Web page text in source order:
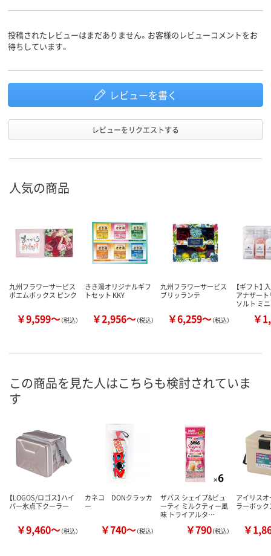
投稿されたレビューはまだありません。お客様のレビューコメントをお
待ちしています。
レビューを書く
レビューをリクエストする
人気の商品
九州フラワーサービス
ポエムボックス ピンク
￥9,599～（税込）
きき湯オリジナルギフ
トセット KKY
￥2,956～（税込）
九州フラワーサービス
ブリッランテ
￥6,259～（税込）
【ギフト】
アナザー
ソルト ミ
￥
この商品を見た人はこちらも検討されていま
す
【LOGOS/ロゴス】ハイ
パー氷点下クーラー
￥9,460～（税込）
カネコ DONクラッカ
ー
￥740～（税込）
ザバス シェイプ&ビュ
ーティ ミルクティー風
味 トライアルタ…
￥790（税込）
アイリス
ラーボック
￥